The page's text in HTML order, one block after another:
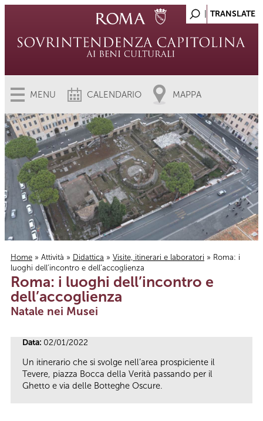
MENU CALENDARIO MAPPA
Tu sei qui
Home » Attività » Didattica » Visite, itinerari e laboratori » Roma: i
luoghi dell’incontro e dell’accoglienza
Roma: i luoghi dell’incontro e
dell’accoglienza
Natale nei Musei
Data: 02/01/2022
Un itinerario che si svolge nell’area prospiciente il
Tevere, piazza Bocca della Verità passando per il
Ghetto e via delle Botteghe Oscure.